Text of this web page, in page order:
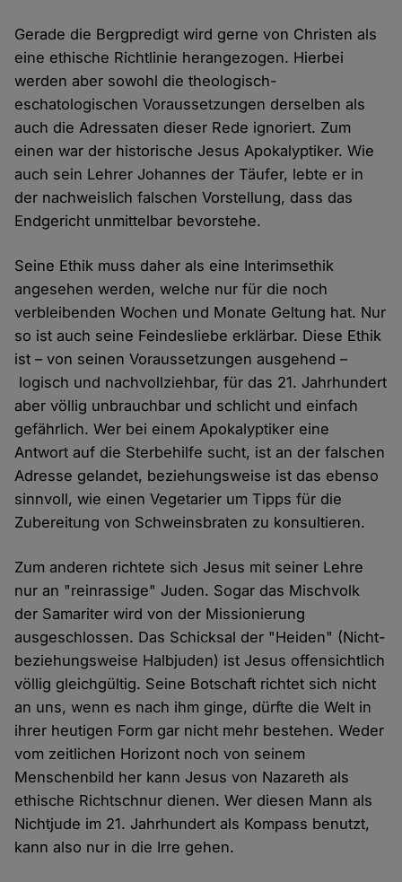
Gerade die Bergpredigt wird gerne von Christen als
eine ethische Richtlinie herangezogen. Hierbei
werden aber sowohl die theologisch-
eschatologischen Voraussetzungen derselben als
auch die Adressaten dieser Rede ignoriert. Zum
einen war der historische Jesus Apokalyptiker. Wie
auch sein Lehrer Johannes der Täufer, lebte er in
der nachweislich falschen Vorstellung, dass das
Endgericht unmittelbar bevorstehe.
Seine Ethik muss daher als eine Interimsethik
angesehen werden, welche nur für die noch
verbleibenden Wochen und Monate Geltung hat. Nur
so ist auch seine Feindesliebe erklärbar. Diese Ethik
ist – von seinen Voraussetzungen ausgehend –
logisch und nachvollziehbar, für das 21. Jahrhundert
aber völlig unbrauchbar und schlicht und einfach
gefährlich. Wer bei einem Apokalyptiker eine
Antwort auf die Sterbehilfe sucht, ist an der falschen
Adresse gelandet, beziehungsweise ist das ebenso
sinnvoll, wie einen Vegetarier um Tipps für die
Zubereitung von Schweinsbraten zu konsultieren.
Zum anderen richtete sich Jesus mit seiner Lehre
nur an "reinrassige" Juden. Sogar das Mischvolk
der Samariter wird von der Missionierung
ausgeschlossen. Das Schicksal der "Heiden" (Nicht-
beziehungsweise Halbjuden) ist Jesus offensichtlich
völlig gleichgültig. Seine Botschaft richtet sich nicht
an uns, wenn es nach ihm ginge, dürfte die Welt in
ihrer heutigen Form gar nicht mehr bestehen. Weder
vom zeitlichen Horizont noch von seinem
Menschenbild her kann Jesus von Nazareth als
ethische Richtschnur dienen. Wer diesen Mann als
Nichtjude im 21. Jahrhundert als Kompass benutzt,
kann also nur in die Irre gehen.